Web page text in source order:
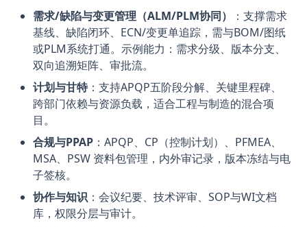
需求/缺陷与变更管理（ALM/PLM协同）
：支撑需求
基线、缺陷闭环、ECN/变更单追踪，需与BOM/图纸
或PLM系统打通。示例能力：需求分级、版本分支、
双向追溯矩阵、审批流。
计划与甘特：支持APQP五阶段分解、关键里程碑、
跨部门依赖与资源负载，适合工程与制造的混合项
目。
合规与PPAP ：APQP、CP（控制计划）、PFMEA、
MSA、PSW 资料包管理，内外审记录，版本冻结与电
子签核。
协作与知识 ：会议纪要、技术评审、SOP与WI文档
库，权限分层与审计。